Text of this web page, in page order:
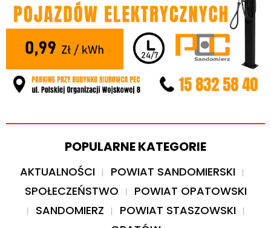
POPULARNE KATEGORIE
AKTUALNOŚCI
POWIAT SANDOMIERSKI
SPOŁECZEŃSTWO
POWIAT OPATOWSKI
SANDOMIERZ
POWIAT STASZOWSKI